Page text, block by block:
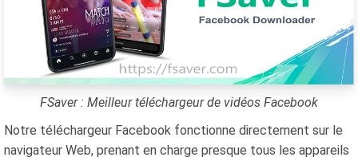
FSaver : Meilleur téléchargeur de vidéos Facebook
Notre téléchargeur Facebook fonctionne directement sur le
navigateur Web, prenant en charge presque tous les appareils